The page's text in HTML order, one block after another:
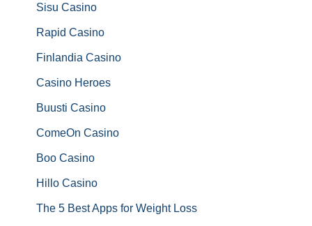
Sisu Casino
Rapid Casino
Finlandia Casino
Casino Heroes
Buusti Casino
ComeOn Casino
Boo Casino
Hillo Casino
The 5 Best Apps for Weight Loss